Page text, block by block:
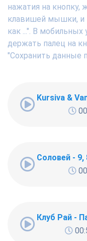
нажатия на кнопку,
клавишей мышки, и
как ...". В
держать палец на
"Сохранить данные
Kursiva &
Соловей - 9,
Клуб Рай -